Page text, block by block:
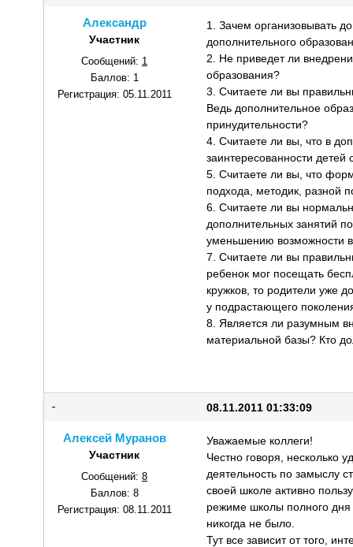
Александр
Участник
Сообщений: 1
Баллов: 1
Регистрация: 05.11.2011
1. Зачем организовывать
дополнительного
2. Не приведет ли
образования?
3. Считаете ли вы
Ведь дополнительное
принудительности?
4. Считаете ли вы, что в
заинтересованности
5. Считаете ли вы, что
подхода, методик, разной
6. Считаете ли вы
дополнительных занятий
уменьшению возможности
7. Считаете ли вы
ребенок мог посещать
кружков, то родители уже
у подрастающего
8. Является ли разумным
материальной базы? Кто
Алексей Муранов
Участник
Сообщений: 8
Баллов: 8
Регистрация: 08.11.2011
08.11.2011 01:33:09
Уважаемые коллеги!
Честно говоря, несколько
деятельность по замыслу
своей школе активно
режиме школы полного дня
никогда не было.
Тут все зависит от того,